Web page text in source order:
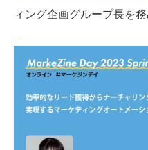
ィング企画グループ長を